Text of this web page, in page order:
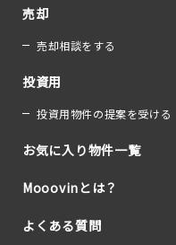
売却
売却相談をする
投資用
投資用物件の提案を受ける
お気に入り物件一覧
Mooovinとは？
よくある質問